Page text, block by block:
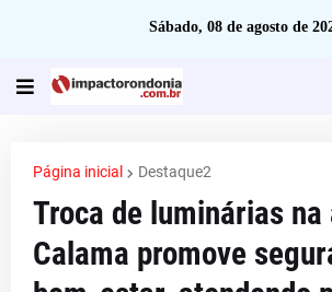
Sábado, 08 de agosto de
Página inicial Destaque2
Troca de luminárias na
Calama promove